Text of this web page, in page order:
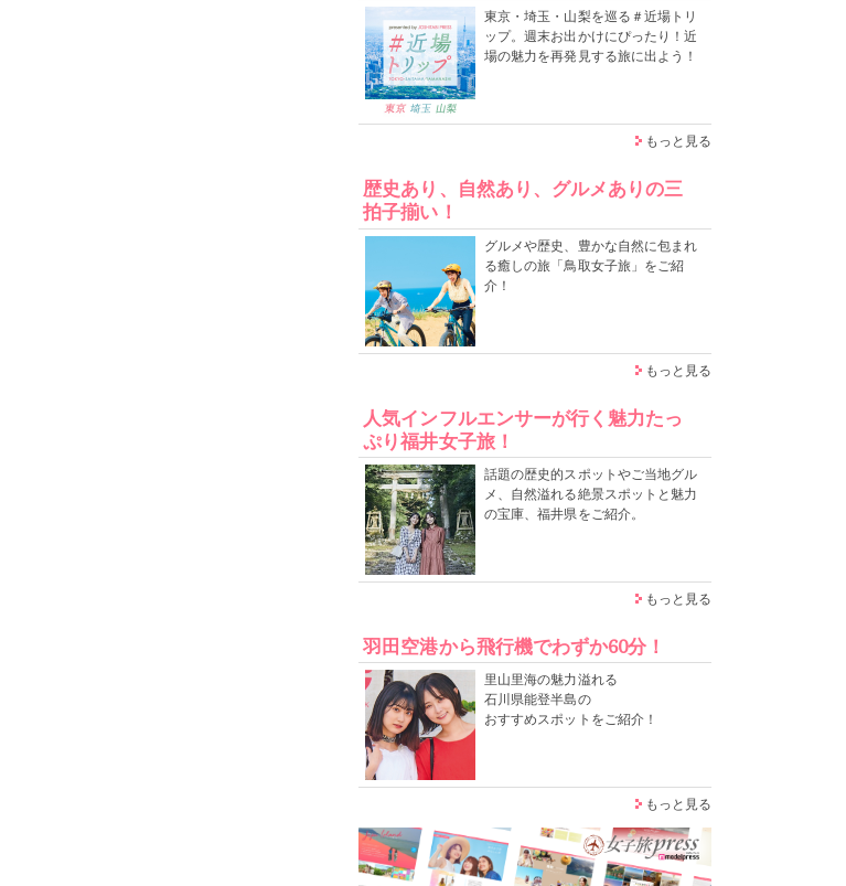
東京・埼玉・山梨を巡る＃近場トリ
ップ。週末お出かけにぴったり！近
場の魅力を再発見する旅に出よう！
もっと見る
歴史あり、自然あり、グルメありの三
拍子揃い！
グルメや歴史、豊かな自然に包まれ
る癒しの旅「鳥取女子旅」をご紹
介！
もっと見る
人気インフルエンサーが行く魅力たっ
ぷり福井女子旅！
話題の歴史的スポットやご当地グル
メ、自然溢れる絶景スポットと魅力
の宝庫、福井県をご紹介。
もっと見る
羽田空港から飛行機でわずか60分！
里山里海の魅力溢れる
石川県能登半島の
おすすめスポットをご紹介！
もっと見る